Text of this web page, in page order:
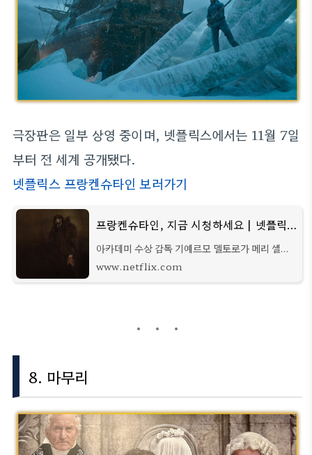
극장판은 일부 상영 중이며, 넷플릭스에서는 11월 7일
부터 전 세계 공개됐다.
넷플릭스 프랑켄슈타인 보러가기
프랑켄슈타인, 지금 시청하세요 | 넷플릭스 공식 사이트
아카데미 수상 감독 기예르모 델토로가 메리 셸리
의 고전 소설을 새롭게 그려낸다. 천재 과학자와 그
www.netflix.com
8. 마무리